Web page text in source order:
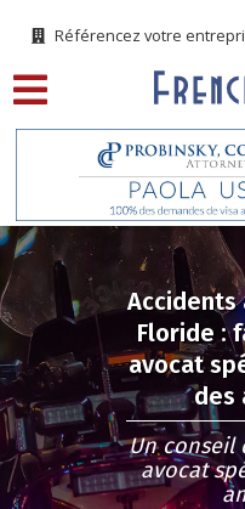
Référencez votre
Accidents
Floride :
avocat
des
Un conseil
avocat